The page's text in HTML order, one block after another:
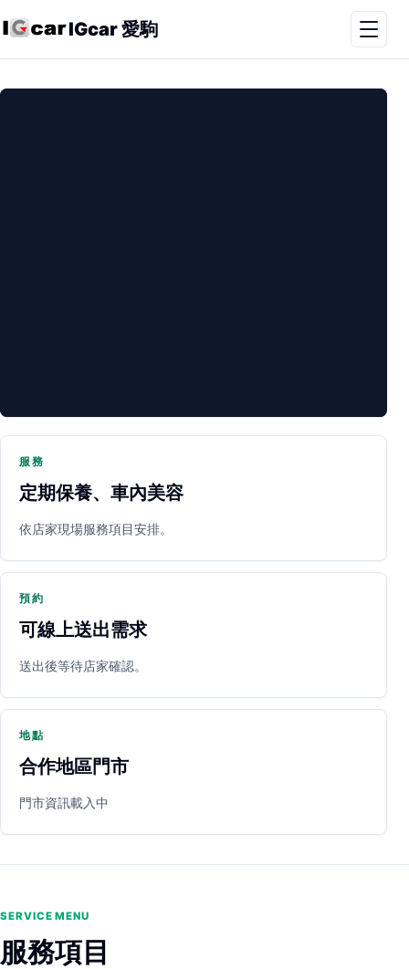
IGcar 愛駒
PARTNER SHOP
立即預約 開啟地圖 其他店家
服務
定期保養、車內美容
依店家現場服務項目安排。
預約
可線上送出需求
送出後等待店家確認。
地點
合作地區門市
門市資訊載入中
SERVICE MENU
服務項目